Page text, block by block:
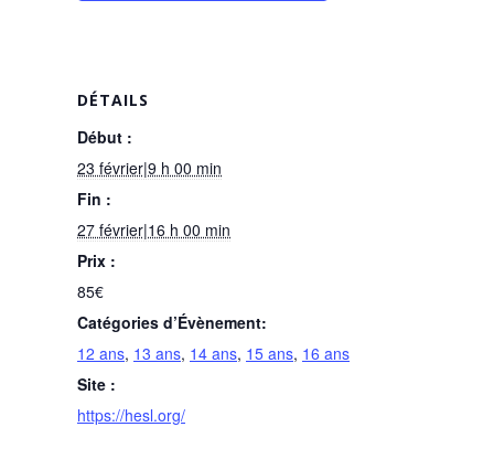
DÉTAILS
Début :
23 février|9 h 00 min
Fin :
27 février|16 h 00 min
Prix :
85€
Catégories d’Évènement:
12 ans, 13 ans, 14 ans, 15 ans, 16 ans
Site :
https://hesl.org/